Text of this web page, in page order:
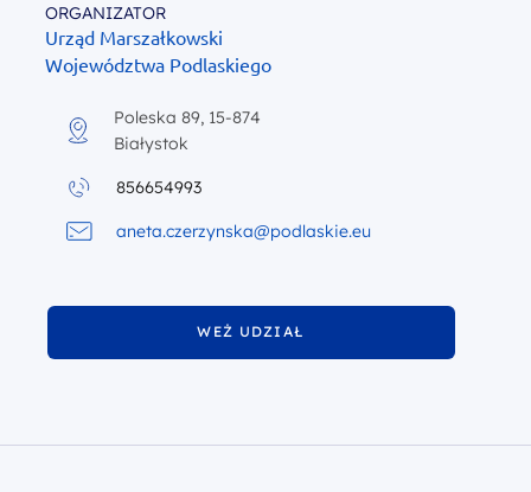
WEŻ UDZIAŁW KONFERENCJI
ORGANIZATOR
Urząd Marszałkowski
Województwa Podlaskiego
Poleska 89, 15-874
Białystok
856654993
aneta.czerzynska@podlaskie.eu